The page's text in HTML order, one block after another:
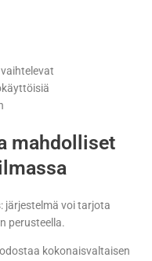
mahdolliset
järjestelmä voi tarjota
perusteella.
kokonaisvaltaisen